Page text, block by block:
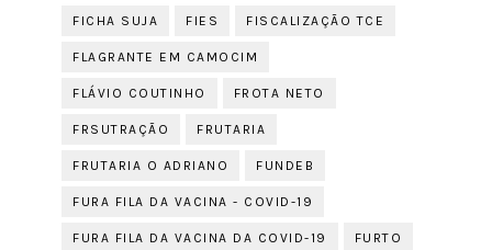
FICHA SUJA FIES FISCALIZAÇÃO TCE
FLAGRANTE EM CAMOCIM
FLÁVIO COUTINHO FROTA NETO
FRSUTRAÇÃO FRUTARIA
FRUTARIA O ADRIANO FUNDEB
FURA FILA DA VACINA - COVID-19
FURA FILA DA VACINA DA COVID-19 FURTO